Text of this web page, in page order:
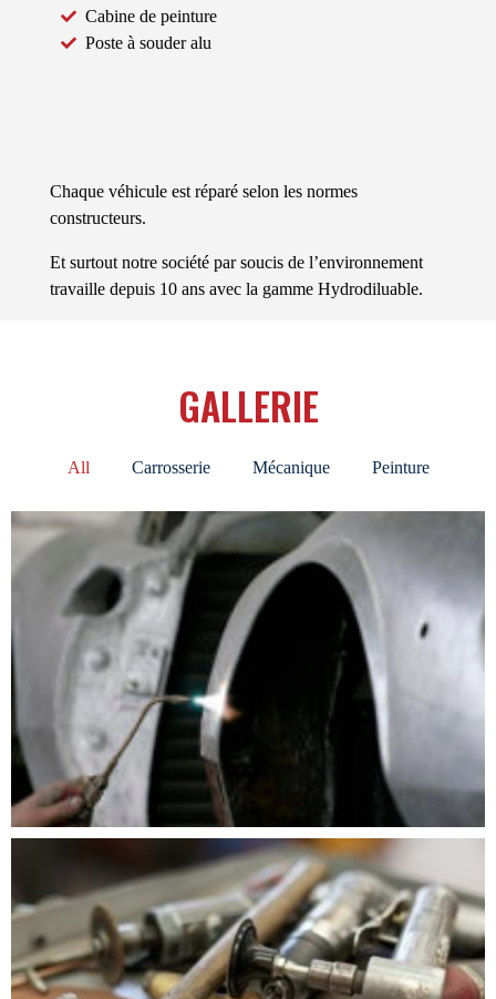
Cabine de peinture
Poste à souder alu
Chaque véhicule est réparé selon les normes
constructeurs.
Et surtout notre société par soucis de l’environnement
travaille depuis 10 ans avec la gamme Hydrodiluable.
GALLERIE
All Carrosserie Mécanique Peinture